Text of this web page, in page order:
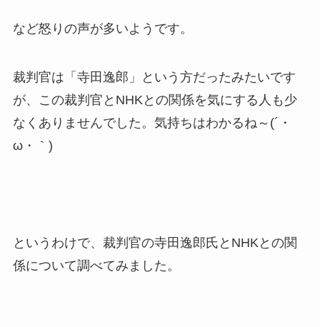
など怒りの声が多いようです。
裁判官は「寺田逸郎」という方だったみたいです
が、この裁判官とNHKとの関係を気にする人も少
なくありませんでした。気持ちはわかるね～(´・
ω・｀)
というわけで、裁判官の寺田逸郎氏とNHKとの関
係について調べてみました。